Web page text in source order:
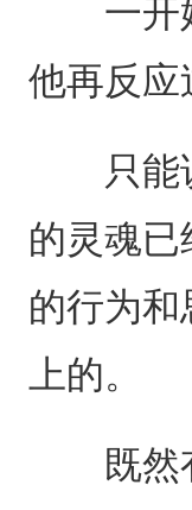
一开始
他再反应
只能说
的灵魂
的行为
上的。
既然有